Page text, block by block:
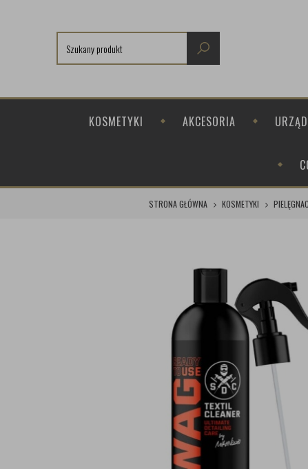
KOSMETYKI AKCESORIA
STRONA GŁÓWNA KOSMETYKI